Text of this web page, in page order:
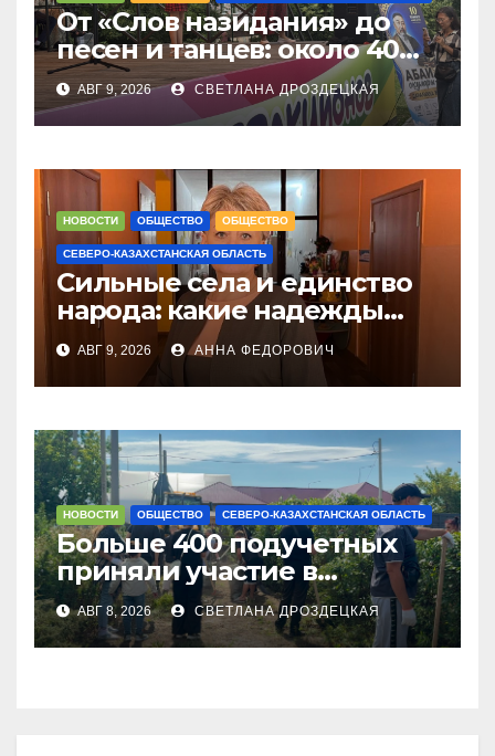
От «Слов назидания» до
песен и танцев: около 40
юных чтецов собрались на
Абай оқулары в
Петропавловске
АВГ 9, 2026 СВЕТЛАНА ДРОЗДЕЦКАЯ
НОВОСТИ ОБЩЕСТВО ОБЩЕСТВО
СЕВЕРО-КАЗАХСТАНСКАЯ ОБЛАСТЬ
Сильные села и единство
народа: какие надежды
связывают с новым
Курултаем жители СКО
АВГ 9, 2026 АННА ФЕДОРОВИЧ
НОВОСТИ ОБЩЕСТВО СЕВЕРО-КАЗАХСТАНСКАЯ ОБЛАСТЬ
Больше 400 подучетных
приняли участие в
экоакции в СКО
АВГ 8, 2026 СВЕТЛАНА ДРОЗДЕЦКАЯ